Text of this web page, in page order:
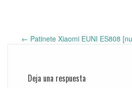
Post
← Patinete Xiaomi EUNI ES808
Deja una respuesta